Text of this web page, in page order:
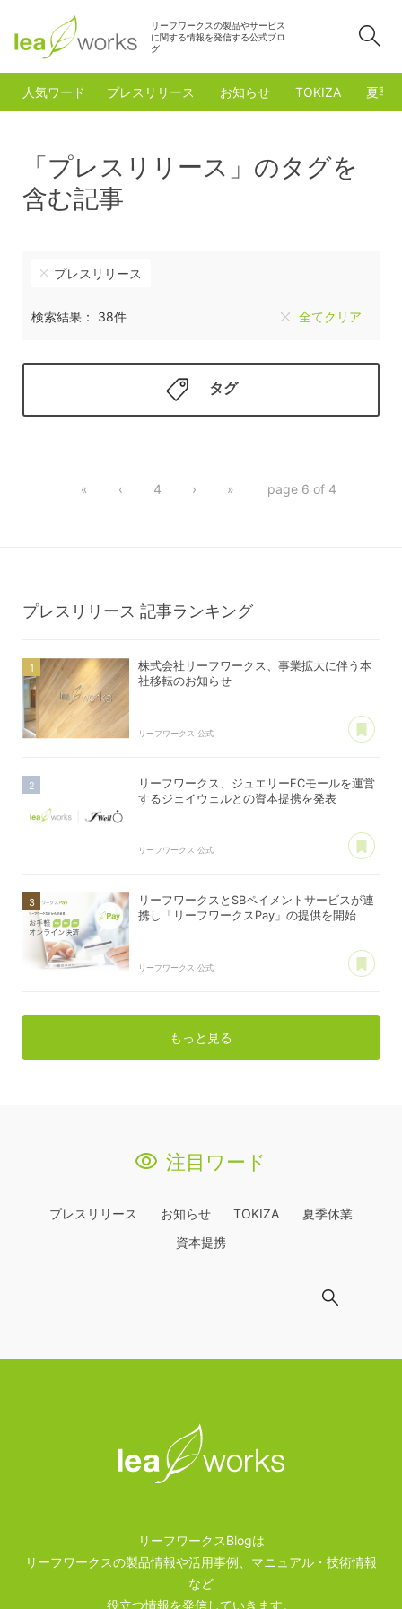
リーフワークスの製品やサービス
に関する情報を発信する公式ブロ
グ
人気ワード プレスリリース お知らせ TOKIZA 夏季
「プレスリリース」のタグを
含む記事
プレスリリース
検索結果： 38件 全てクリア
タグ
« ‹ 4 › » page 6 of 4
プレスリリース 記事ランキング
株式会社リーフワークス、事業拡大に伴う本
社移転のお知らせ
リーフワークス 公式
リーフワークス、ジュエリーECモールを運営
するジェイウェルとの資本提携を発表
リーフワークス 公式
リーフワークスとSBペイメントサービスが連
携し「リーフワークスPay」の提供を開始
リーフワークス 公式
もっと見る
注目ワード
プレスリリース お知らせ TOKIZA
夏季休業
資本提携
リーフワークスBlogは
リーフワークスの製品情報や活用事例、マニュアル・技術情報
など
役立つ情報を発信していきます。